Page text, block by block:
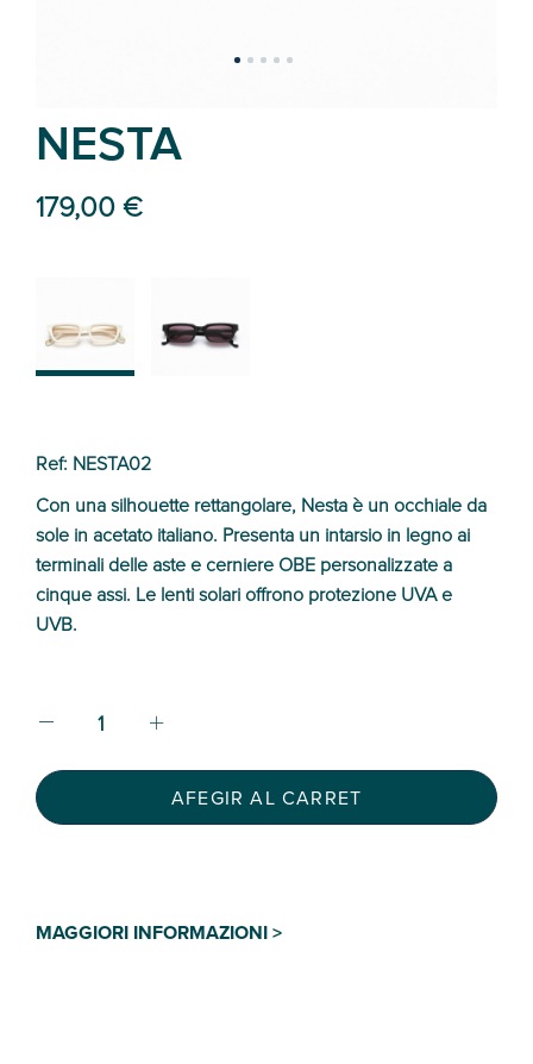
NESTA
179,00 €
Ref: NESTA02
Con una silhouette rettangolare, Nesta è un occhiale da
sole in acetato italiano. Presenta un intarsio in legno ai
terminali delle aste e cerniere OBE personalizzate a
cinque assi. Le lenti solari offrono protezione UVA e
UVB.
AFEGIR AL CARRET
MAGGIORI INFORMAZIONI >